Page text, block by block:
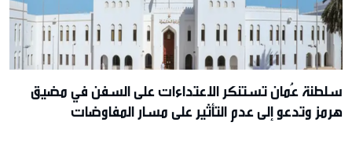
سلطنة عُمان تستنكر الاعتداءات على السفن في مضيق
هرمز وتدعو إلى عدم التأثير على مسار المفاوضات